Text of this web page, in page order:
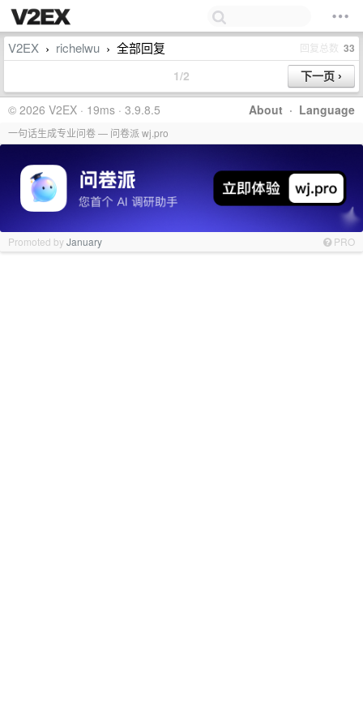
V2EX › richelwu › 全部回复 回复总数 33
1/2
About · Language
© 2026 V2EX · 19ms · 3.9.8.5
一句话生成专业问卷 — 问卷派 wj.pro
Promoted byJanuary PRO